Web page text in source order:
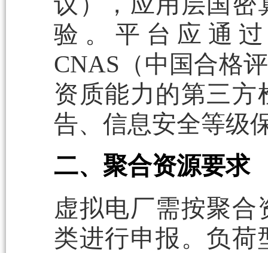
验。平台应通
CNAS（中国合格
资质能力的第三
告、信息安全等级
二、聚合资源要求
虚拟电厂需按聚
类进行申报。负荷